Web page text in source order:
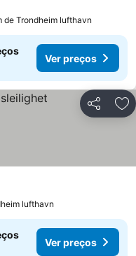
de Trondheim lufthavn
Ver preços
Partilhar
lufthavn
Ver preços